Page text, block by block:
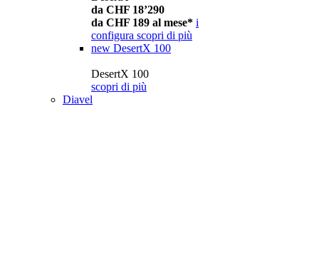
da CHF 18’290
da CHF 189 al mese* i
configura scopri di più
new DesertX 100
DesertX 100
scopri di più
Diavel